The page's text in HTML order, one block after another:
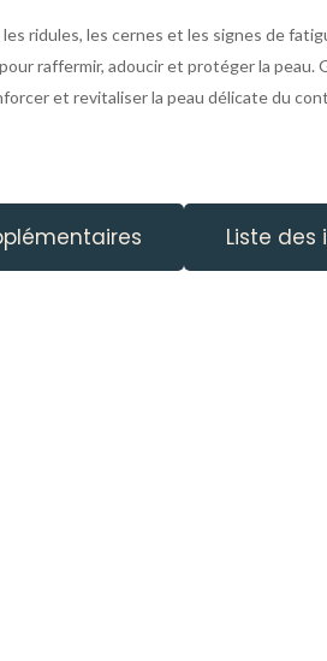
ridules, les cernes et les signes de
raffermir, adoucir et protéger la peau.
et revitaliser la peau délicate du
Liste des